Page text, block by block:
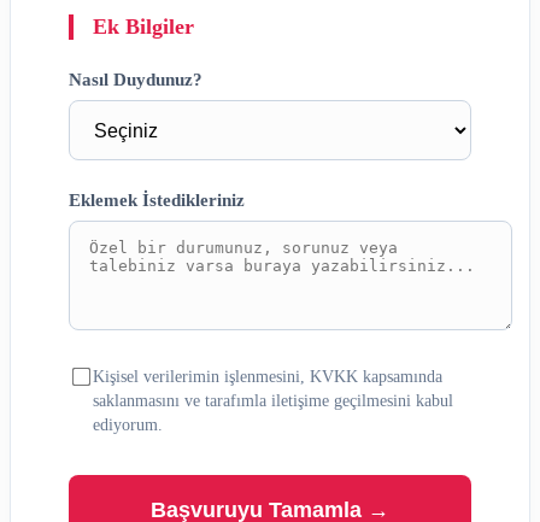
Ek Bilgiler
Nasıl Duydunuz?
Eklemek İstedikleriniz
Kişisel verilerimin işlenmesini, KVKK kapsamında
saklanmasını ve tarafımla iletişime geçilmesini kabul
ediyorum.
Başvuruyu Tamamla →